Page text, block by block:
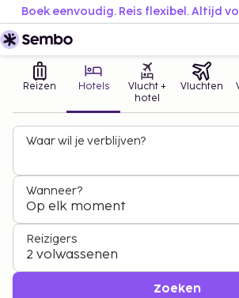
Boek eenvoudig. Reis flexibel. Altijd
Reizen Hotels
Vlucht +
hotel
Vluchten
Waar wil je verblijven?
Wanneer?
Op elk moment
Reizigers
2 volwassenen
Zoeken